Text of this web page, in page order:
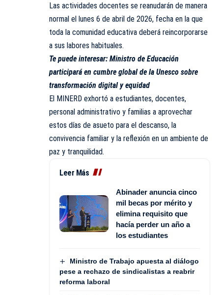
Las actividades docentes se reanudarán de manera
normal el lunes 6 de abril de 2026, fecha en la que
toda la comunidad educativa deberá reincorporarse
a sus labores habituales.
Te puede interesar: Ministro de Educación
participará en cumbre global de la Unesco sobre
transformación digital y equidad
El MINERD exhortó a estudiantes, docentes,
personal administrativo y familias a aprovechar
estos días de asueto para el descanso, la
convivencia familiar y la reflexión en un ambiente de
paz y tranquilidad.
Leer Más
Abinader anuncia cinco
mil becas por mérito y
elimina requisito que
hacía perder un año a
los estudiantes
Ministro de Trabajo apuesta al diálogo
pese a rechazo de sindicalistas a reabrir
reforma laboral